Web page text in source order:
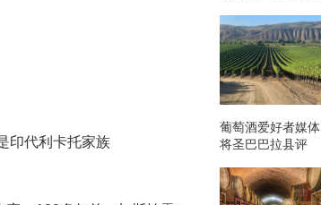
印代利卡托家族
葡萄酒爱好者媒体
将圣巴巴拉县评